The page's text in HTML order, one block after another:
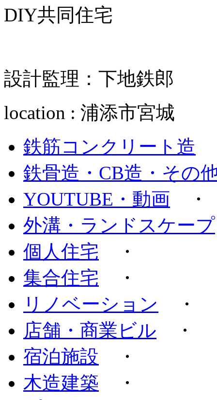
DIY共同住宅
設計監理：下地鉄郎
location : 浦添市宮城
鉄筋コンクリート造
鉄骨造・CB造・その
YOUTUBE・動画
外溝・ランドスケープ
個人住宅 ・
集合住宅 ・
リノベーション ・
店舗・商業ビル ・
宿泊施設 ・
木造建築 ・